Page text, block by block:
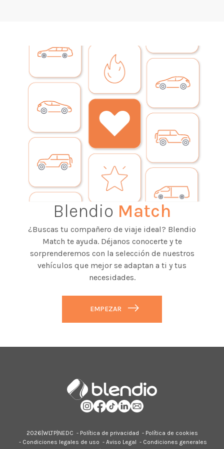
Blendio Match
¿Buscas tu compañero de viaje ideal? Blendio
Match te ayuda. Déjanos conocerte y te
sorprenderemos con la selección de nuestros
vehículos que mejor se adaptan a ti y tus
necesidades.
EMPEZAR
2026| WLTP| NEDC - Política de privacidad - Política de cookies
- Condiciones legales de uso - Aviso Legal - Condiciones generales